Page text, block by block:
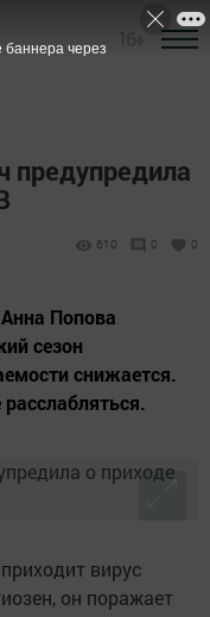
предупредила
610 0 0
Попова
сезон
снижается.
вирус
он поражает
баннера через